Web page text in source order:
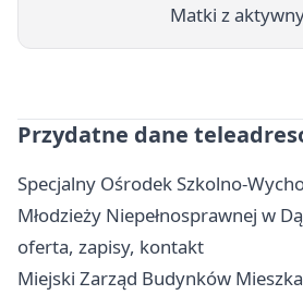
Matki z
Przydatne dane
Specjalny Ośrodek Szkolno-
Młodzieży Niepełnosprawnej w
oferta, zapisy, kontakt
Miejski Zarząd Budynków